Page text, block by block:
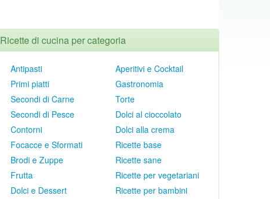
Ricette di cucina per categoria
Antipasti
Primi piatti
Secondi di Carne
Secondi di Pesce
Contorni
Focacce e Sformati
Brodi e Zuppe
Frutta
Dolci e Dessert
Aperitivi e Cocktail
Gastronomia
Torte
Dolci al cioccolato
Dolci alla crema
Ricette base
Ricette sane
Ricette per vegetariani
Ricette per bambini